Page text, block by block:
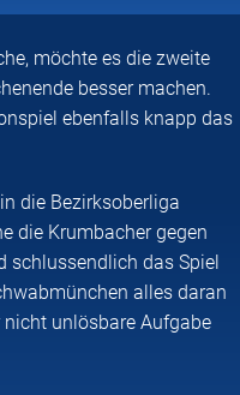
möchte es die zweite
besser machen.
ebenfalls knapp das
die Bezirksoberliga
die Krumbacher gegen
schlussendlich das Spiel
alles daran
nicht unlösbare Aufgabe